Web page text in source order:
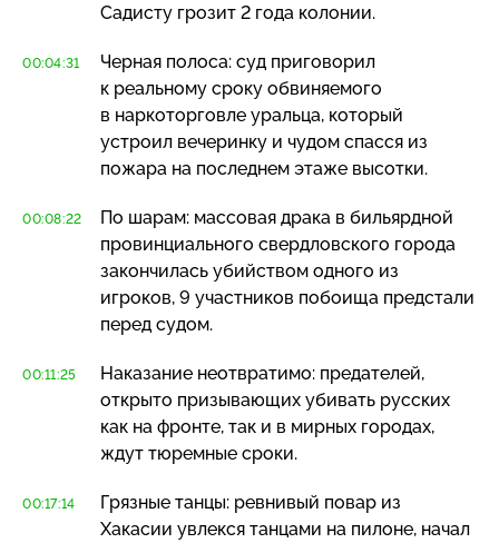
Садисту грозит 2 года колонии.
00:04:31
Черная полоса: суд приговорил
к реальному сроку обвиняемого
в наркоторговле уральца, который
устроил вечеринку и чудом спасся из
пожара на последнем этаже высотки.
00:08:22
По шарам: массовая драка в бильярдной
провинциального свердловского города
закончилась убийством одного из
игроков, 9 участников побоища предстали
перед судом.
00:11:25
Наказание неотвратимо: предателей,
открыто призывающих убивать русских
как на фронте, так и в мирных городах,
ждут тюремные сроки.
00:17:14
Грязные танцы: ревнивый повар из
Хакасии увлекся танцами на пилоне, начал